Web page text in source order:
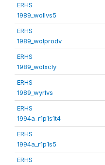
ERHS
1989_wollvs5
ERHS
1989_wolprodv
ERHS
1989_wolxcly
ERHS
1989_wyrlvs
ERHS
1994a_r1p1s1t4
ERHS
1994a_r1p1s5
ERHS